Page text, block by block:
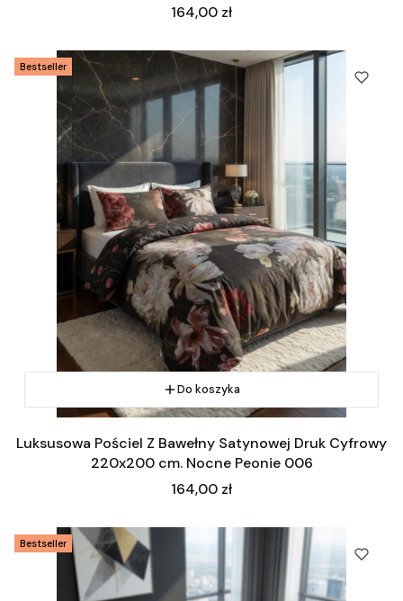
Cena
164,00 zł
Bestseller
Do koszyka
Luksusowa Pościel Z Bawełny Satynowej Druk Cyfrowy
220x200 cm. Nocne Peonie 006
Cena
164,00 zł
Bestseller